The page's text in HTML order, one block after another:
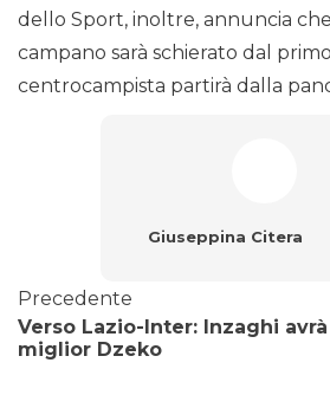
dello Sport, inoltre, annuncia
campano sarà schierato dal primo
centrocampista partirà dalla
Giuseppina Citera
Precedente
Verso Lazio-Inter: Inzaghi
miglior Dzeko